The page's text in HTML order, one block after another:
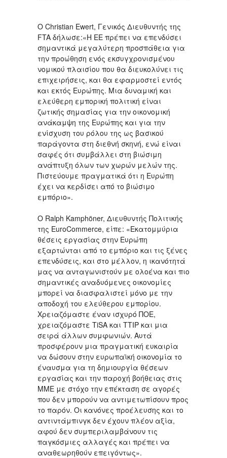
Ο Christian Ewert, Γενικός Διευθυντής της
FTA δήλωσε:«Η ΕΕ πρέπει να επενδύσει
σημαντικά μεγαλύτερη προσπάθεια για
την προώθηση ενός εκσυγχρονισμένου
νομικού πλαισίου που θα διευκολύνει τις
επιχειρήσεις, και θα εφαρμοστεί εντός
και εκτός Ευρώπης. Μια δυναμική και
ελεύθερη εμπορική πολιτική είναι
ζωτικής σημασίας για την οικονομική
ανάκαμψη της Ευρώπης και για την
ενίσχυση του ρόλου της ως βασικού
παράγοντα στη διεθνή σκηνή, ενώ είναι
σαφές ότι συμβάλλει στη βιώσιμη
ανάπτυξη όλων των χωρών μελών της.
Πιστεύουμε πραγματικά ότι η Ευρώπη
έχει να κερδίσει από το βιώσιμο
εμπόριο».
Ο Ralph Kamphöner, Διευθυντής Πολιτικής
της EuroCommerce, είπε: «Εκατομμύρια
θέσεις εργασίας στην Ευρώπη
εξαρτώνται από το εμπόριο και τις ξένες
επενδύσεις, και στο μέλλον, η ικανότητά
μας να ανταγωνιστούν με ολοένα και πιο
σημαντικές αναδυόμενες οικονομίες
μπορεί να διασφαλιστεί μόνο με την
αποδοχή του ελεύθερου εμπορίου.
Χρειαζόμαστε έναν ισχυρό ΠΟΕ,
χρειαζόμαστε ΤiSA και ΤΤΙΡ και μια
σειρά άλλων συμφωνιών. Αυτά
προσφέρουν μια πραγματική ευκαιρία
να δώσουν στην ευρωπαϊκή οικονομία το
έναυσμα για τη δημιουργία θέσεων
εργασίας και την παροχή βοήθειας στις
ΜΜΕ με στόχο την επέκταση σε αγορές
που δεν μπορούν να αντιμετωπίσουν προς
το παρόν. Οι κανόνες προέλευσης και το
αντιντάμπινγκ δεν έχουν πλέον αξία,
αφού δεν συμπεριλαμβάνουν τις
παγκόσμιες αλλαγές και πρέπει να
αναθεωρηθούν επειγόντως».